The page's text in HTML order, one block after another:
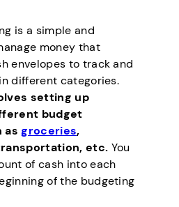
is a simple and
money that
envelopes to track and
different categories.
setting up
budget
asgroceries,
etc. You
of cash into each
of the budgeting